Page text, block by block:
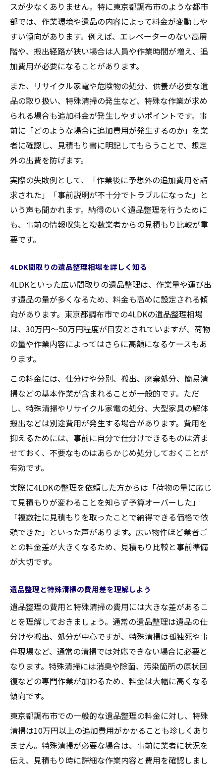
スが少なくありません。特に東京都調布市のような都市
部では、作業環境や遺品の内容によって料金が変動しや
すい傾向があります。例えば、エレベーターのない高層
階や、搬出経路が狭い場合は人員や作業時間が増え、追
加費用が必要になることがあります。
また、リサイクル家電や危険物の処分、供養が必要な遺
品の取り扱い、特殊清掃の発生など、特殊な作業が求め
られる場合も追加料金が発生しやすいポイントです。事
前に「どのような場合に追加費用が発生するのか」を業
者に確認し、見積もり書に明記してもらうことで、想定
外の出費を防げます。
実際の失敗例として、「作業後に予想外の追加費用を請
求された」「事前説明が不十分でトラブルになった」と
いう声も聞かれます。納得のいく遺品整理を行うために
も、事前の情報収集と複数業者からの見積もり比較が重
要です。
4LDK間取りの遺品整理相場を詳しく知る
4LDKといった広い間取りの遺品整理は、作業量や運び出
す遺品の量が多くなるため、料金も高めに設定される傾
向があります。東京都調布市での4LDKの遺品整理相場
は、30万円～50万円程度が目安とされていますが、荷物
の量や作業内容によってはさらに高額になるケースもあ
ります。
この料金には、仕分けや分別、搬出、廃棄処分、簡易清
掃などの基本作業が含まれることが一般的です。ただ
し、特殊清掃やリサイクル家電の処分、大型家具の解体
搬出などは別途費用が発生する場合があります。費用を
抑えるためには、事前に自分で仕分けできるものは済ま
せておく、不要なものはあらかじめ処分しておくことが
有効です。
実際に4LDKの整理を依頼した方からは「荷物の量に応じ
て見積もりが変わることを知らず予算オーバーした」
「複数社に見積もりを取ったことで納得できる価格で依
頼できた」といった声があります。広い物件ほど業者ご
との料金差が大きくなるため、見積もり比較と事前準備
が大切です。
遺品整理と特殊清掃の費用差を理解しよう
遺品整理の費用と特殊清掃の費用には大きな差があるこ
とを理解しておきましょう。通常の遺品整理は遺品の仕
分けや搬出、処分が中心ですが、特殊清掃は孤独死や事
件現場など、通常の清掃では対応できない場合に必要と
なります。特殊清掃には消臭や除菌、汚染箇所の原状回
復などの専門作業が加わるため、料金は大幅に高くなる
傾向です。
東京都調布市での一般的な遺品整理の料金に対し、特殊
清掃は10万円以上の追加費用がかかることも珍しくあり
ません。特殊清掃が必要な場合は、事前に業者に状況を
伝え、見積もり時に詳細な作業内容と費用を確認しまし